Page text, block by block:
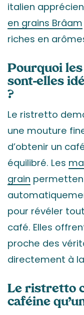
italien
en grains Brâam
riches en
Pourquoi
sont-elles
?
Le ristretto
une mouture
d’obtenir un
équilibré. Les
grain
pour révéler
café. Elles
proche des
directement à
Le ristretto
caféine